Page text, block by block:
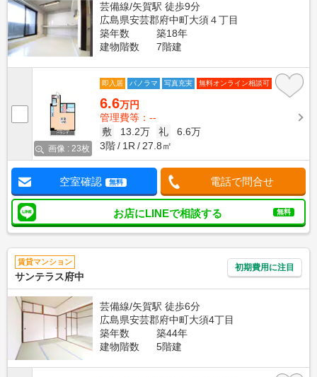
芸備線/矢賀駅 徒歩9分
広島県安芸郡府中町大須４丁目
築年数
築18年
建物階数
7階建
画像 : 23枚
即入居 パノラマ 写真充実 無料オンライン相談可
6.6万円
管理費等：--
敷
13.2万 礼
6.6万
3階
1R 27.8㎡
空室確認 無料 電話で問合せ
お店にLINEで相談する 無料
賃貸マンション
サンテラス府中
初期費用に注目
芸備線/矢賀駅 徒歩6分
広島県安芸郡府中町大須4丁目
築年数
築44年
建物階数
5階建